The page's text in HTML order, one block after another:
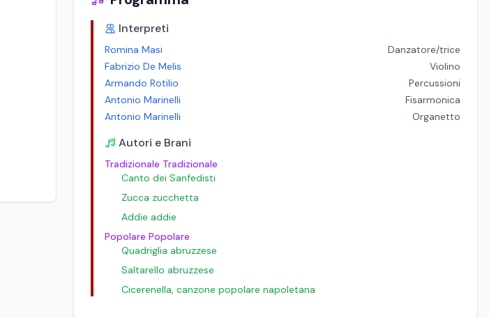
Interpreti
Romina Masi
Danzatore/trice
Fabrizio De Melis
Violino
Armando Rotilio
Percussioni
Antonio Marinelli
Fisarmonica
Antonio Marinelli
Organetto
Autori e Brani
Tradizionale Tradizionale
Canto dei Sanfedisti
Zucca zucchetta
Addie addie
Popolare Popolare
Quadriglia abruzzese
Saltarello abruzzese
Cicerenella, canzone popolare napoletana